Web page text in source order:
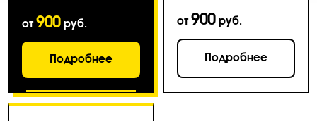
от 900руб.
Подробнее
от 900руб.
Подробнее